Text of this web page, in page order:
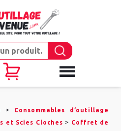
>
Consommables d’outillage
et Scies Cloches > Coffret de